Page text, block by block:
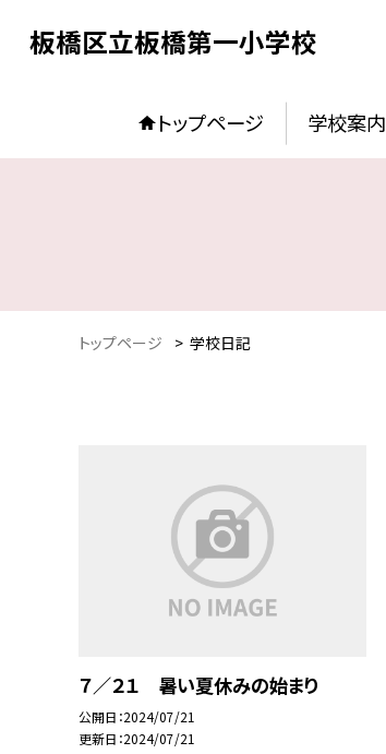
板橋区立板橋第一小学校
トップページ 学校案内
トップページ > 学校日記
７／２１ 暑い夏休みの始まり
公開日 2024/07/21
更新日 2024/07/21